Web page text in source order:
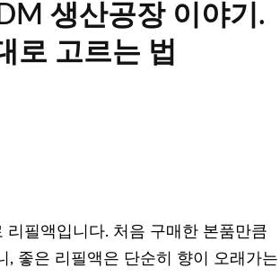
생산공장 이야기.
로 고르는 법
필액입니다. 처음 구매한 본품만큼
, 좋은 리필액은 단순히 향이 오래가는